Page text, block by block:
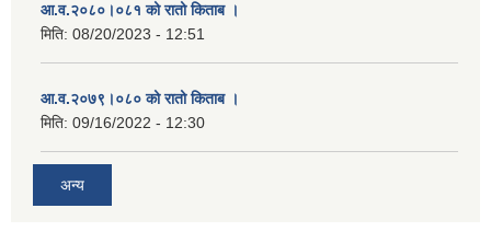
आ.व.२०८०।०८१ को रातो किताब ।
मिति: 08/20/2023 - 12:51
आ.व.२०७९।०८० को रातो किताब ।
मिति: 09/16/2022 - 12:30
अन्य